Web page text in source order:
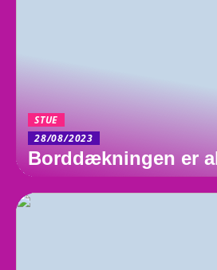
STUE
28/08/2023
Borddækningen er